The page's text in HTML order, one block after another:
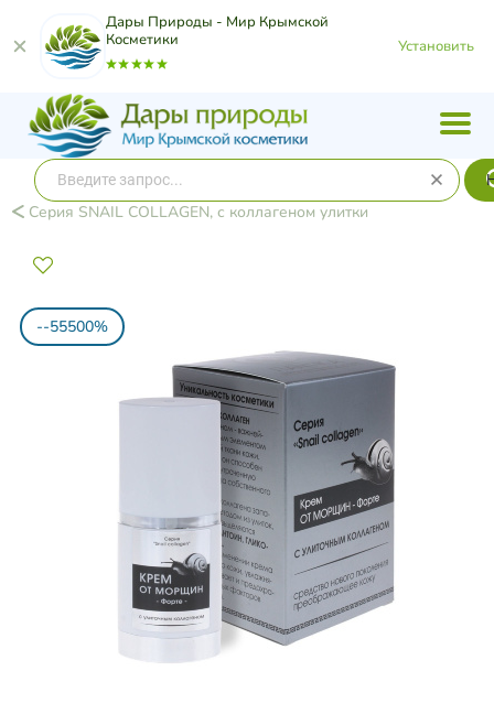
Дары Природы - Мир Крымской
Косметики
Установить
Серия SNAIL COLLAGEN, с коллагеном улитки
--55500%